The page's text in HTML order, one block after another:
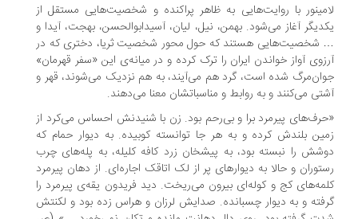
با روایت‌هایی به ظاهر پراکنده و شخصیت‌هایی مستقل از
آغاز می‌شود. بهمن، نیل، لیان، آسیدابوالحسن، بهجت، آیدا و
هستند که حول محور شخصیت ثریا، دختری که در
آواز خواندن ایران را ترک کرده و در میانه‌ی این «سفر قهرمان»
شده است، گرد هم می‌آیند، به هم نزدیک می‌شوند، قهر و
می‌کنند و به روابط و مناسباتشان معنا می‌دهند.
پیرمرد برا و بی‌رحم بود. زن با شنیدنش احساس می‌کرد از
بلندش کرده و به هر جا توانسته کوبیده. به دیوار حمام که
را نبسته بود، به پیشخان زرد کافه کلیله، به پله‌های چرب
و حالا به دیوارهای پر از لک اتاقک اجاره‌ای. از دهان پیرمرد
کج و کوله‌ای بیرون می‌ریخت. دید فریدون یقه‌ی پیرمرد را
و به دیوار چسبانده. صدایش لرزان و هراس زده بود و لکنتش